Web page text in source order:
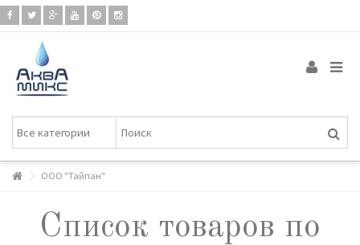
ООО "Тайпан"
Список товаров по